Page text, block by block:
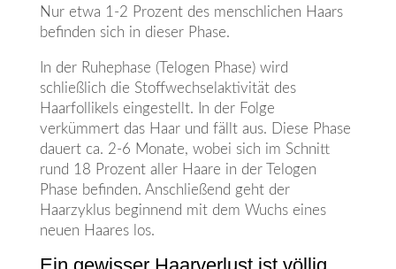
Nur etwa 1-2 Prozent des menschlichen Haars
befinden sich in dieser Phase.
In der Ruhephase (Telogen Phase) wird
schließlich die Stoffwechselaktivität des
Haarfollikels eingestellt. In der Folge
verkümmert das Haar und fällt aus. Diese Phase
dauert ca. 2-6 Monate, wobei sich im Schnitt
rund 18 Prozent aller Haare in der Telogen
Phase befinden. Anschließend geht der
Haarzyklus beginnend mit dem Wuchs eines
neuen Haares los.